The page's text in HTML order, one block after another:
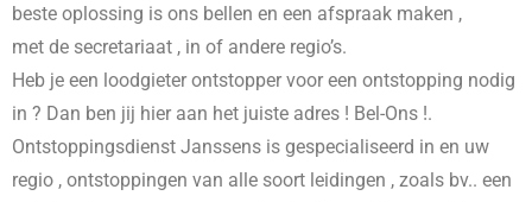
beste oplossing is ons bellen en een afspraak maken ,
met de secretariaat , in of andere regio’s.
Heb je een loodgieter ontstopper voor een ontstopping nodig
in ? Dan ben jij hier aan het juiste adres ! Bel-Ons !.
Ontstoppingsdienst Janssens is gespecialiseerd in en uw
regio , ontstoppingen van alle soort leidingen , zoals bv.. een